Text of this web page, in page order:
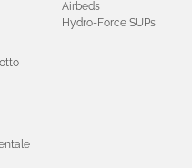
Airbeds
Hydro-Force SUPs